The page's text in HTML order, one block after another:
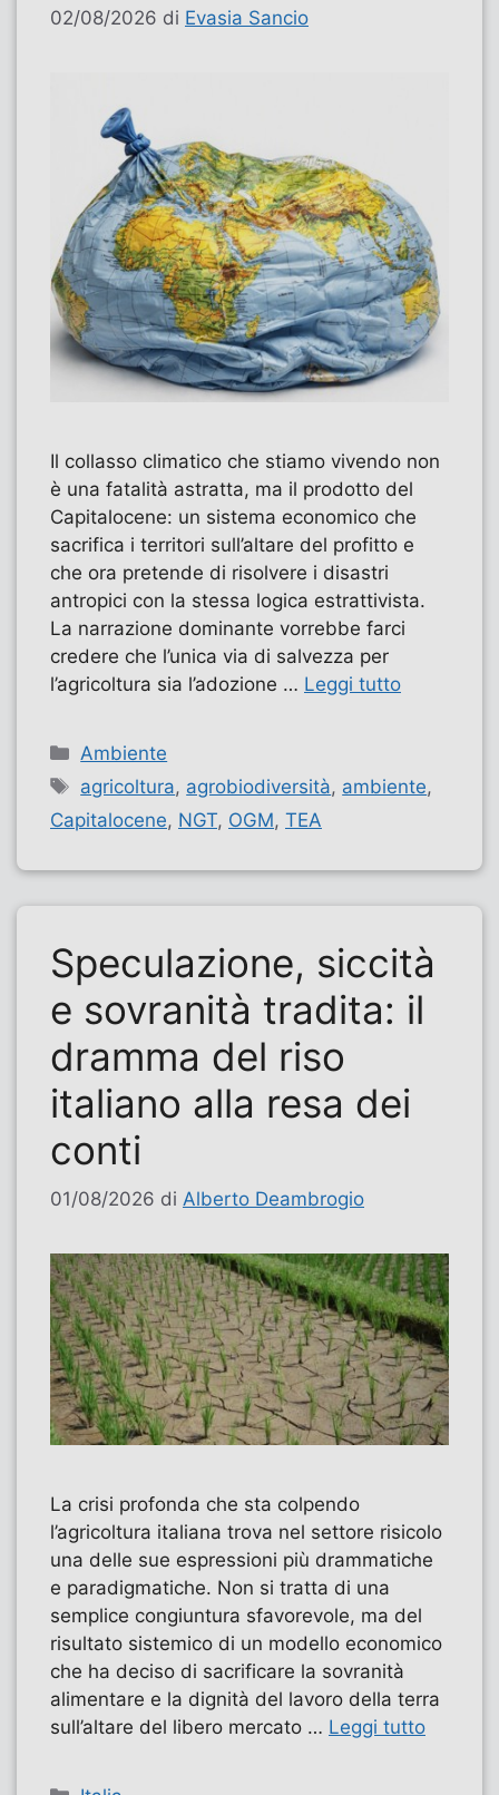
02/08/2026 di Evasia Sancio
Il collasso climatico che stiamo vivendo non
è una fatalità astratta, ma il prodotto del
Capitalocene: un sistema economico che
sacrifica i territori sull’altare del profitto e
che ora pretende di risolvere i disastri
antropici con la stessa logica estrattivista.
La narrazione dominante vorrebbe farci
credere che l’unica via di salvezza per
l’agricoltura sia l’adozione … Leggi tutto
Categorie
Ambiente
Tag
agricoltura, agrobiodiversità, ambiente,
Capitalocene, NGT, OGM, TEA
Speculazione, siccità
e sovranità tradita: il
dramma del riso
italiano alla resa dei
conti
01/08/2026 di Alberto Deambrogio
La crisi profonda che sta colpendo
l’agricoltura italiana trova nel settore risicolo
una delle sue espressioni più drammatiche
e paradigmatiche. Non si tratta di una
semplice congiuntura sfavorevole, ma del
risultato sistemico di un modello economico
che ha deciso di sacrificare la sovranità
alimentare e la dignità del lavoro della terra
sull’altare del libero mercato … Leggi tutto